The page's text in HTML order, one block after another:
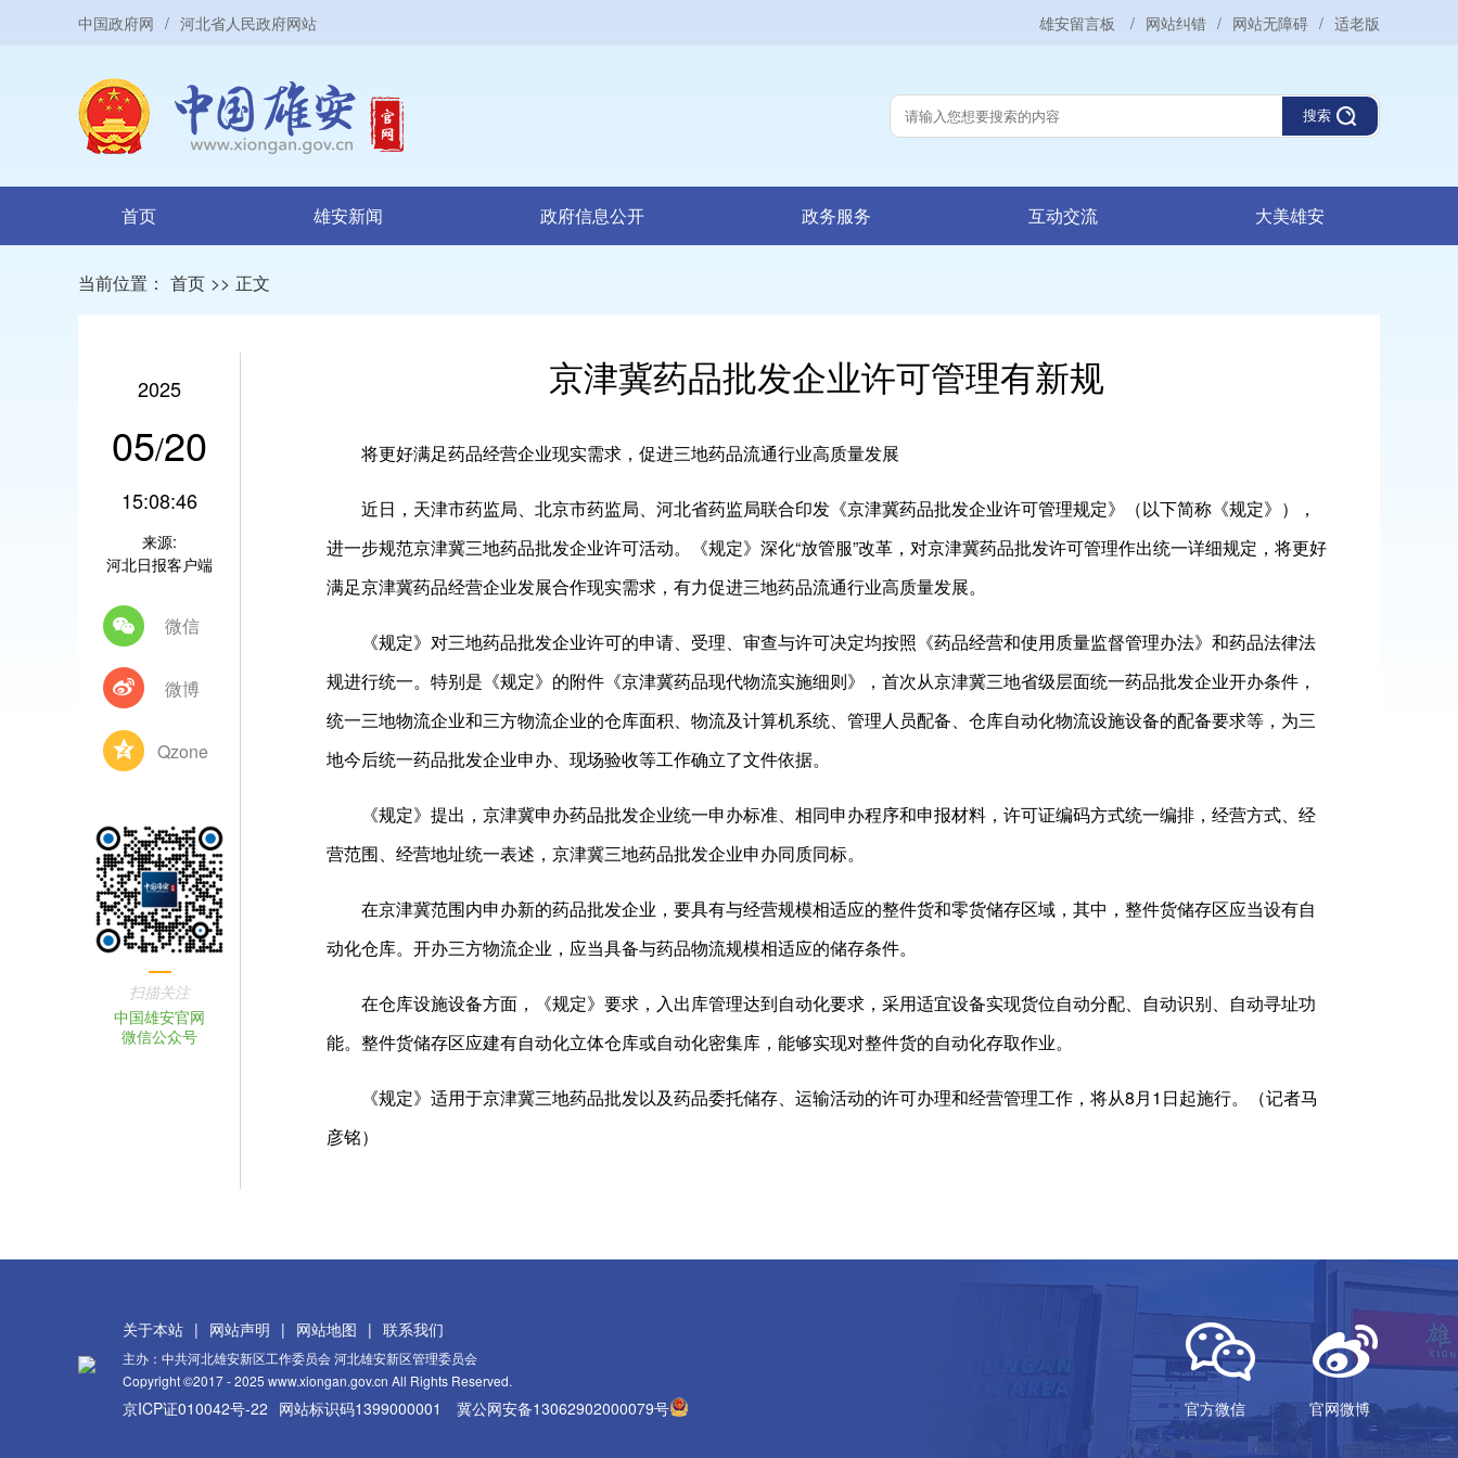
中国政府网 / 河北省人民政府网站 雄安留言板 / 网站纠错 / 网站无障碍 / 适老版
搜索
首页 雄安新闻 政府信息公开 政务服务 互动交流 大美雄安
当前位置： 首页 >> 正文
2025
05/20
15:08:46
来源:
河北日报客户端
微信
微博
Qzone
扫描关注
中国雄安官网
微信公众号
京津冀药品批发企业许可管理有新规
将更好满足药品经营企业现实需求，促进三地药品流通行业高质量发展
近日，天津市药监局、北京市药监局、河北省药监局联合印发《京津冀药品批发企业许可管理规定》（以下简称《规定》），
进一步规范京津冀三地药品批发企业许可活动。《规定》深化“放管服”改革，对京津冀药品批发许可管理作出统一详细规定，将更好
满足京津冀药品经营企业发展合作现实需求，有力促进三地药品流通行业高质量发展。
《规定》对三地药品批发企业许可的申请、受理、审查与许可决定均按照《药品经营和使用质量监督管理办法》和药品法律法
规进行统一。特别是《规定》的附件《京津冀药品现代物流实施细则》，首次从京津冀三地省级层面统一药品批发企业开办条件，
统一三地物流企业和三方物流企业的仓库面积、物流及计算机系统、管理人员配备、仓库自动化物流设施设备的配备要求等，为三
地今后统一药品批发企业申办、现场验收等工作确立了文件依据。
《规定》提出，京津冀申办药品批发企业统一申办标准、相同申办程序和申报材料，许可证编码方式统一编排，经营方式、经
营范围、经营地址统一表述，京津冀三地药品批发企业申办同质同标。
在京津冀范围内申办新的药品批发企业，要具有与经营规模相适应的整件货和零货储存区域，其中，整件货储存区应当设有自
动化仓库。开办三方物流企业，应当具备与药品物流规模相适应的储存条件。
在仓库设施设备方面，《规定》要求，入出库管理达到自动化要求，采用适宜设备实现货位自动分配、自动识别、自动寻址功
能。整件货储存区应建有自动化立体仓库或自动化密集库，能够实现对整件货的自动化存取作业。
《规定》适用于京津冀三地药品批发以及药品委托储存、运输活动的许可办理和经营管理工作，将从8月1日起施行。（记者马
彦铭）
关于本站 | 网站声明 | 网站地图 | 联系我们
主办：中共河北雄安新区工作委员会 河北雄安新区管理委员会
Copyright ©2017 - 2025 www.xiongan.gov.cn All Rights Reserved.
京ICP证010042号-22 网站标识码1399000001 冀公网安备13062902000079号 官方微信 官网微博